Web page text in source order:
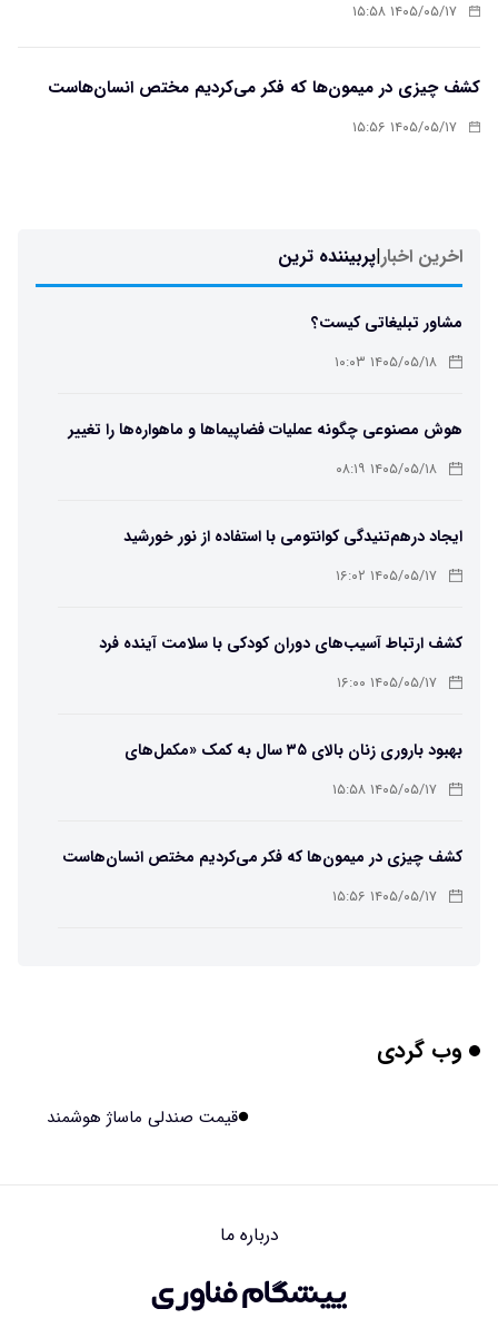
۱۴۰۵/۰۵/۱۷ ۱۵:۵۸
کشف چیزی در میمون‌ها که فکر می‌کردیم مختص انسان‌هاست
۱۴۰۵/۰۵/۱۷ ۱۵:۵۶
اخرین اخبار|پربیننده ترین
مشاور تبلیغاتی کیست؟
۱۴۰۵/۰۵/۱۸ ۱۰:۰۳
هوش مصنوعی چگونه عملیات فضاپیماها و ماهواره‌ها را تغییر
می‌دهد؟
۱۴۰۵/۰۵/۱۸ ۰۸:۱۹
ایجاد درهم‌تنیدگی کوانتومی با استفاده از نور خورشید
۱۴۰۵/۰۵/۱۷ ۱۶:۰۲
کشف ارتباط آسیب‌های دوران کودکی با سلامت آینده فرد
۱۴۰۵/۰۵/۱۷ ۱۶:۰۰
بهبود باروری زنان بالای ۳۵ سال به کمک «مکمل‌های
باکتریایی»
۱۴۰۵/۰۵/۱۷ ۱۵:۵۸
کشف چیزی در میمون‌ها که فکر می‌کردیم مختص انسان‌هاست
۱۴۰۵/۰۵/۱۷ ۱۵:۵۶
محققان از هوش مصنوعی برای ساخت ویروس‌های جدید
مریخ‌نورد ناسا به ماه فرستاده می‌شود
وب گردی
قیمت صندلی ماساژ هوشمند
درباره ما